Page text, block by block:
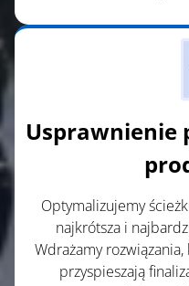
Usprawnienie
Optymalizujemy
najkrótsza i
Wdrażamy
przyspieszają